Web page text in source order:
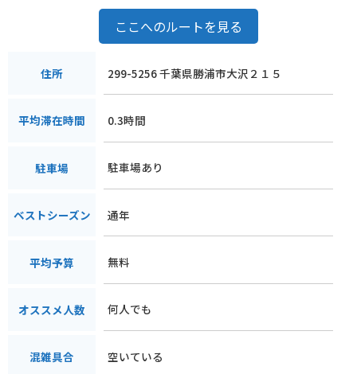
ここへのルートを見る
住所 299-5256 千葉県勝浦市大沢２１５
平均滞在時間 0.3時間
駐車場 駐車場あり
ベストシーズン 通年
平均予算 無料
オススメ人数 何人でも
混雑具合 空いている